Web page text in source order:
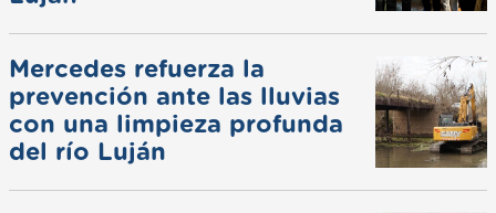
Mercedes refuerza la
prevención ante las lluvias
con una limpieza profunda
del río Luján